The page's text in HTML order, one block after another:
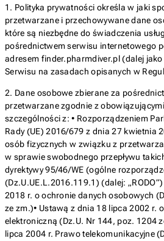
1. Polityka prywatności określa w jaki
przetwarzane i przechowywane dane
które są niezbędne do świadczenia
pośrednictwem serwisu internetowego
adresem finder.pharmdiver.pl (dalej
Serwisu na zasadach opisanych w
2. Dane osobowe zbierane za
przetwarzane zgodnie z
szczególności z: • Rozporządzeniem
Rady (UE) 2016/679 z dnia 27 kwietnia
osób fizycznych w związku z
w sprawie swobodnego przepływu
dyrektywy 95/46/WE (ogólne
(Dz.U.UE.L.2016.119.1) (dalej:
2018 r. o ochronie danych osobowych
ze zm.)• Ustawą z dnia 18 lipca 2002 r.
elektroniczną (Dz.U. Nr 144, poz. 1204
lipca 2004 r. Prawo telekomunikacyjne